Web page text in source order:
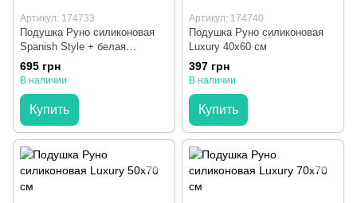
Артикул: 174733
Подушка Руно силиконовая
Spanish Style + белая
наволочка 45x80 см
695 грн
В наличии
Купить
Артикул: 174740
Подушка Руно силиконовая
Luxury 40x60 см
397 грн
В наличии
Купить